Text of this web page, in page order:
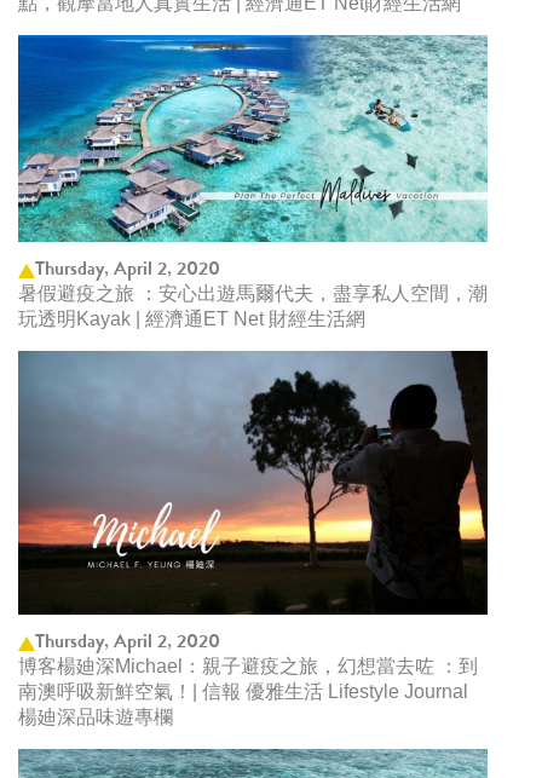
Thursday, April 2, 2020
暑假避疫之旅 ：安心出遊馬爾代夫，盡享私人空間，潮
玩透明Kayak | 經濟通ET Net 財經生活網
Thursday, April 2, 2020
博客楊廸深Michael：親子避疫之旅，幻想當去咗 ：到
南澳呼吸新鮮空氣！| 信報 優雅生活 Lifestyle Journal
楊廸深品味遊專欄